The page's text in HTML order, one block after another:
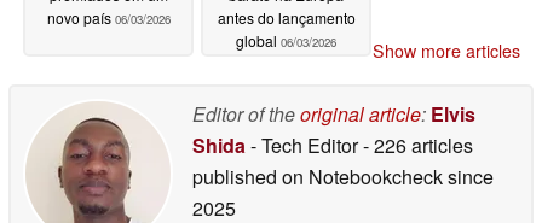
novo país 06/03/2026
antes do lançamento
global 06/03/2026 Show more articles
Editor of theoriginal article: Elvis
Shida- Tech Editor- 226 articles
published on Notebookchecksince
2025